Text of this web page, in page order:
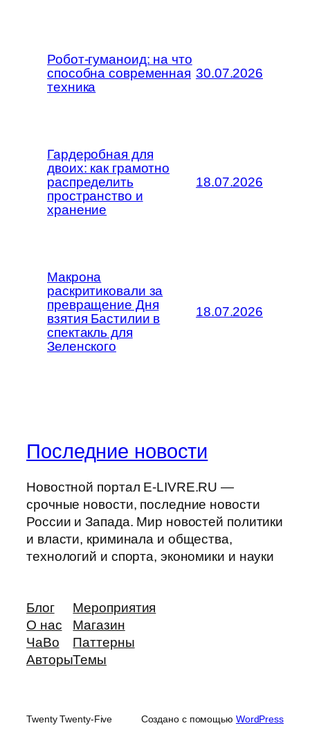
Робот-гуманоид: на что
способна современная
техника
30.07.2026
Гардеробная для
двоих: как грамотно
распределить
пространство и
хранение
18.07.2026
Макрона
раскритиковали за
превращение Дня
взятия Бастилии в
спектакль для
Зеленского
18.07.2026
Последние новости
Новостной портал E-LIVRE.RU —
срочные новости, последние новости
России и Запада. Мир новостей политики
и власти, криминала и общества,
технологий и спорта, экономики и науки
Блог
О нас
ЧаВо
Авторы
Мероприятия
Магазин
Паттерны
Темы
Twenty Twenty-Five Создано с помощью WordPress